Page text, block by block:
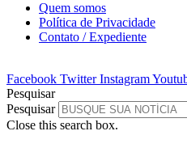
Quem somos
Política de Privacidade
Contato / Expediente
Facebook Twitter Instagram
Pesquisar
Pesquisar
Close this search box.